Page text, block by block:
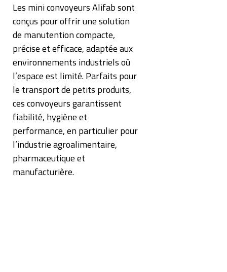
Les mini convoyeurs Alifab sont
conçus pour offrir une solution
de manutention compacte,
précise et efficace, adaptée aux
environnements industriels où
l’espace est limité. Parfaits pour
le transport de petits produits,
ces convoyeurs garantissent
fiabilité, hygiène et
performance, en particulier pour
l’industrie agroalimentaire,
pharmaceutique et
manufacturière.